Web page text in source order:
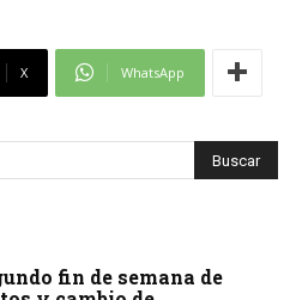
X WhatsApp
fin de semana de